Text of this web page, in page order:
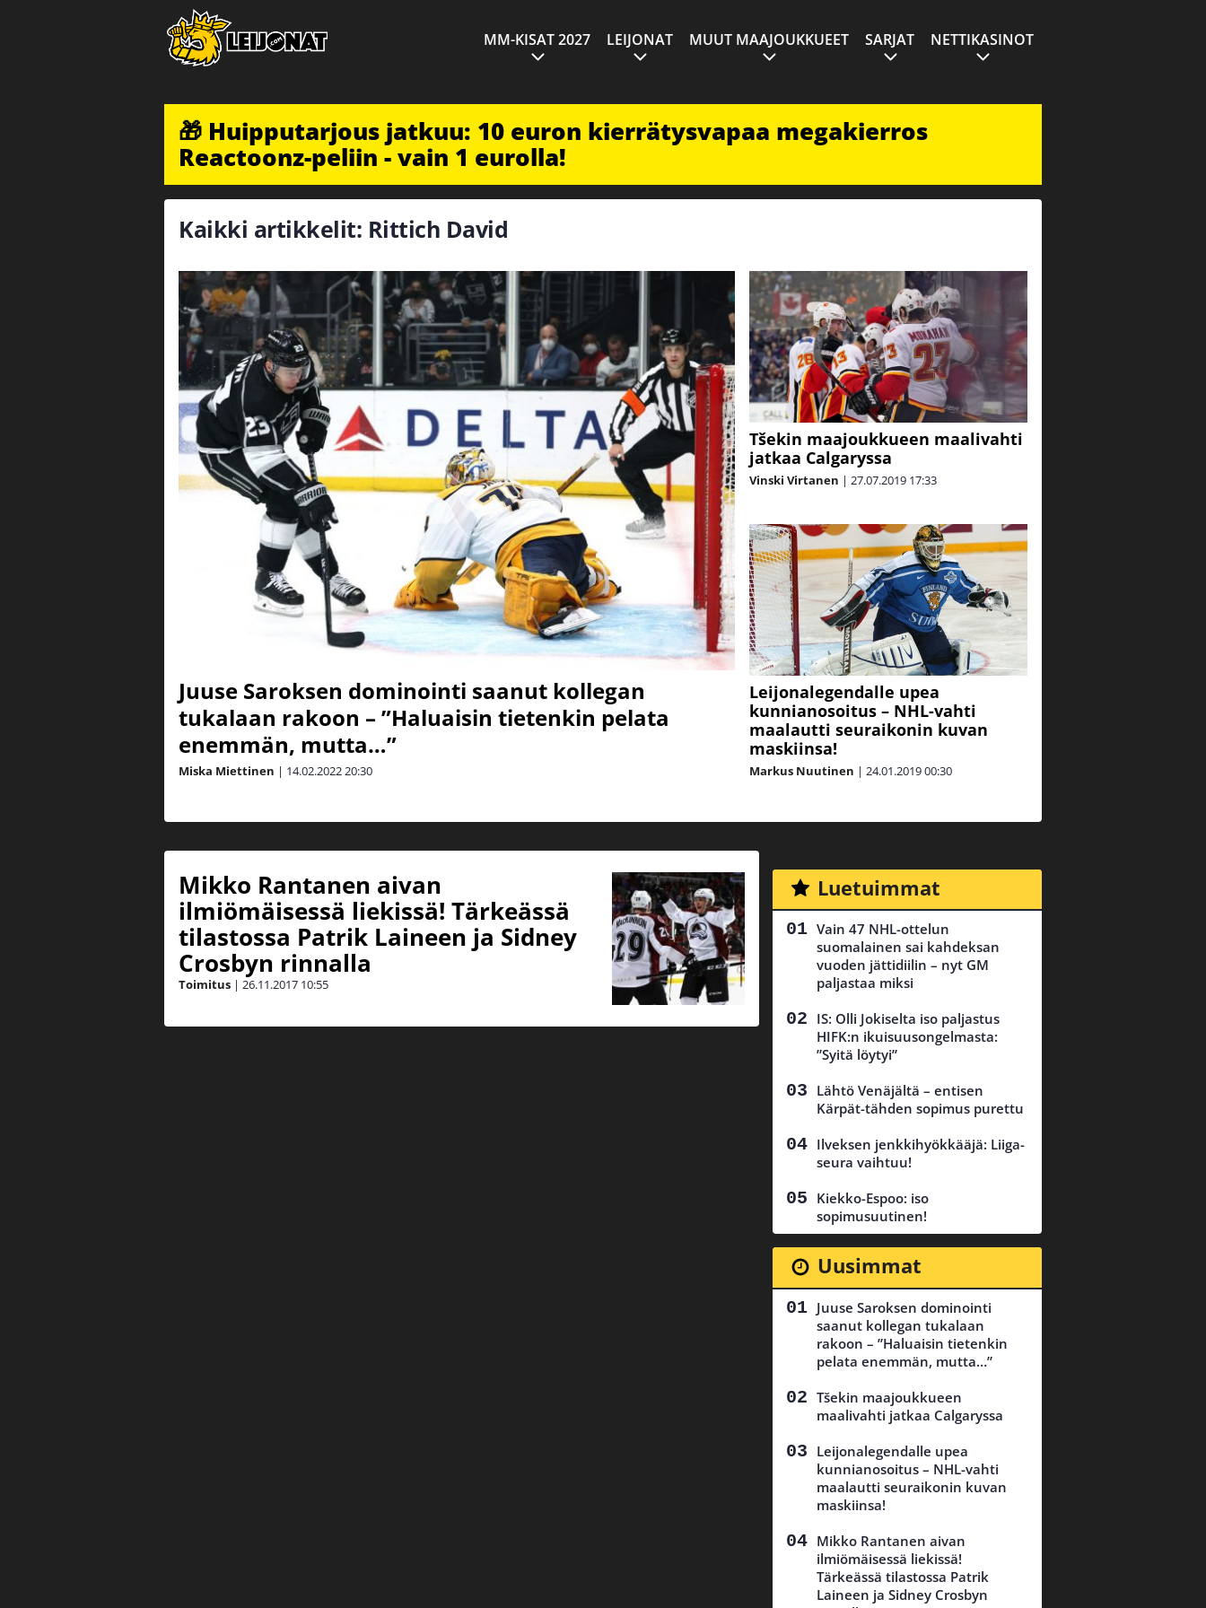
MM-KISAT 2027 LEIJONAT MUUT MAAJOUKKUEET SARJAT NETTIKASINOT
🎁 Huipputarjous jatkuu: 10 euron kierrätysvapaa megakierros
Reactoonz-peliin - vain 1 eurolla!
Kaikki artikkelit: Rittich David
Juuse Saroksen dominointi saanut kollegan
tukalaan rakoon – ”Haluaisin tietenkin pelata
enemmän, mutta…”
Miska Miettinen | 14.02.202220:30
Tšekin maajoukkueen maalivahti
jatkaa Calgaryssa
Vinski Virtanen | 27.07.2019 17:33
Leijonalegendalle upea
kunnianosoitus – NHL-vahti
maalautti seuraikonin kuvan
maskiinsa!
Markus Nuutinen | 24.01.201900:30
Mikko Rantanen aivan
ilmiömäisessä liekissä! Tärkeässä
tilastossa Patrik Laineen ja Sidney
Crosbyn rinnalla
Toimitus | 26.11.2017 10:55
Luetuimmat
Vain 47 NHL-ottelun
suomalainen sai kahdeksan
vuoden jättidiilin – nyt GM
paljastaa miksi
IS: Olli Jokiselta iso paljastus
HIFK:n ikuisuusongelmasta:
”Syitä löytyi”
Lähtö Venäjältä – entisen
Kärpät-tähden sopimus purettu
Ilveksen jenkkihyökkääjä: Liiga-
seura vaihtuu!
Kiekko-Espoo: iso
sopimusuutinen!
Uusimmat
Juuse Saroksen dominointi
saanut kollegan tukalaan
rakoon – ”Haluaisin tietenkin
pelata enemmän, mutta…”
Tšekin maajoukkueen
maalivahti jatkaa Calgaryssa
Leijonalegendalle upea
kunnianosoitus – NHL-vahti
maalautti seuraikonin kuvan
maskiinsa!
Mikko Rantanen aivan
ilmiömäisessä liekissä!
Tärkeässä tilastossa Patrik
Laineen ja Sidney Crosbyn